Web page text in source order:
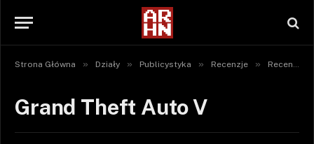
Strona Główna » Działy » Publicystyka » Recenzje » Recenzje gier
Grand Theft Auto V